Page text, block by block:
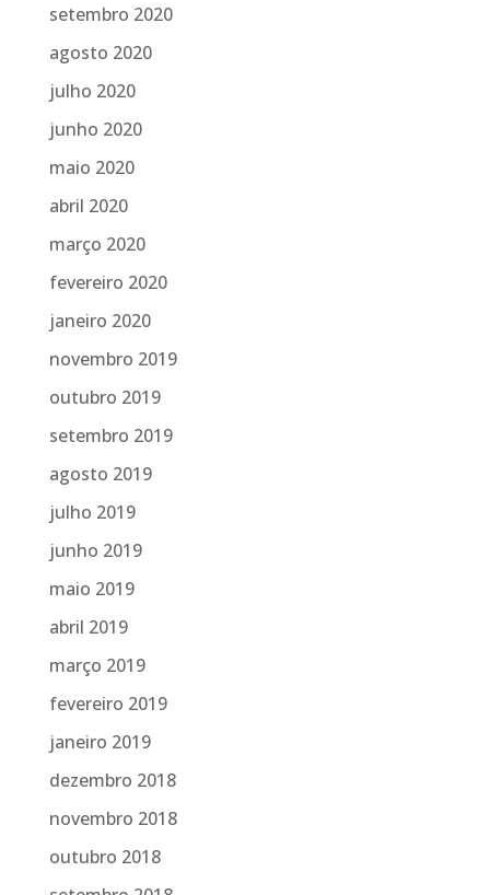
setembro 2020
agosto 2020
julho 2020
junho 2020
maio 2020
abril 2020
março 2020
fevereiro 2020
janeiro 2020
novembro 2019
outubro 2019
setembro 2019
agosto 2019
julho 2019
junho 2019
maio 2019
abril 2019
março 2019
fevereiro 2019
janeiro 2019
dezembro 2018
novembro 2018
outubro 2018